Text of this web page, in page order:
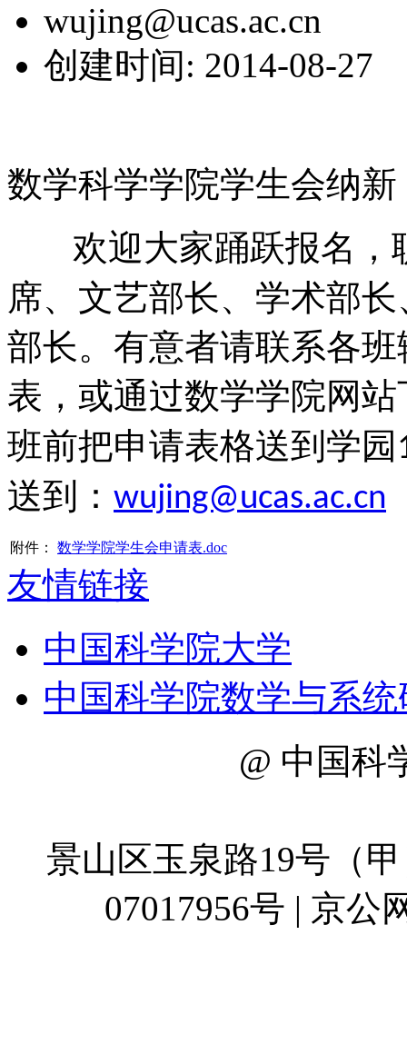
wujing@ucas.ac.cn
创建时间: 2014-08-27
数学科学学院学生会纳新
欢迎大家踊跃报名，
席、文艺部长、学术部
部长。有意者请联系各
表，或通过数学学院网
班前把申请表格送到学园
送到： wujing@ucas.ac.cn
附件： 数学学院学生会申请表.doc
友情链接
中国科学院大学
中国科学院数学与系
@ 中国科
景山区玉泉路19号
07017956号 | 京公